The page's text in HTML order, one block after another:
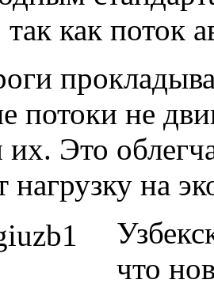
как поток
потоки не
их. Это
нагрузку на
что